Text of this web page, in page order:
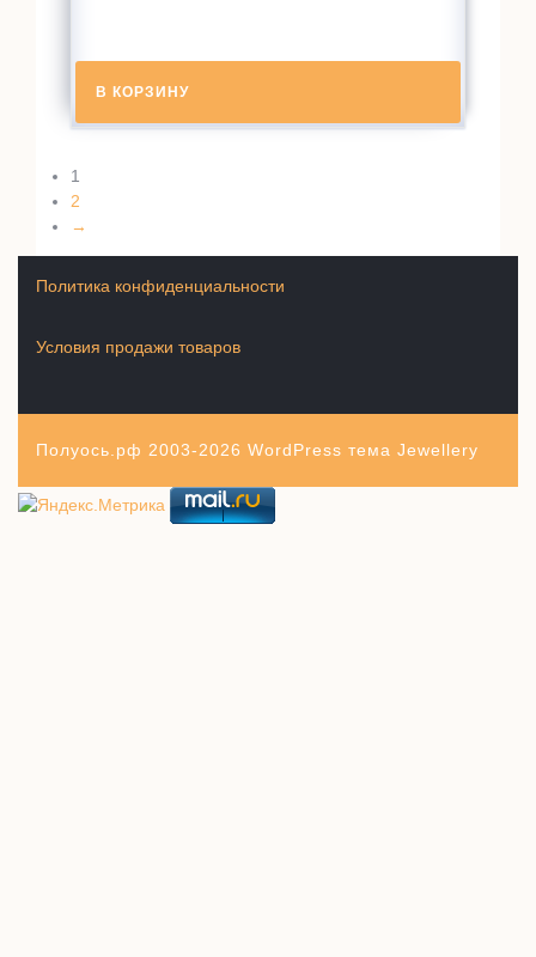
В КОРЗИНУ
1
2
→
Условия продажи товаров
Политика конфиденциальности
Полуось.рф 2003-2026 WordPress тема Jewellery